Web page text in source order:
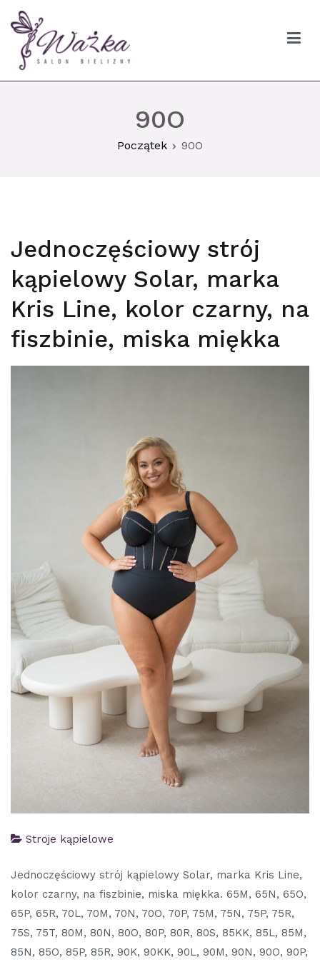
Przejdź
do
treści
Ważka biustonosze Gdańsk
90O
Początek 90O
Jednoczęściowy strój
kąpielowy Solar, marka
Kris Line, kolor czarny, na
fiszbinie, miska miękka
Stroje kąpielowe
Jednoczęściowy strój kąpielowy Solar, marka Kris Line,
kolor czarny, na fiszbinie, miska miękka. 65M, 65N, 65O,
65P, 65R, 70L, 70M, 70N, 70O, 70P, 75M, 75N, 75P, 75R,
75S, 75T, 80M, 80N, 80O, 80P, 80R, 80S, 85KK, 85L, 85M,
85N, 85O, 85P, 85R, 90K, 90KK, 90L, 90M, 90N, 90O, 90P,